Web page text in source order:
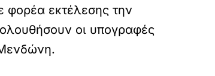
φορέα εκτέλεσης την
οι υπογραφές